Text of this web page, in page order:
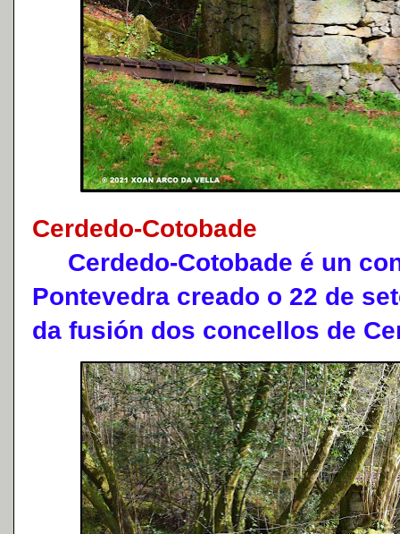
Cerdedo-Cotobade
Cerdedo-Cotobade é un
Pontevedra creado o 22 de
da fusión dos concellos de